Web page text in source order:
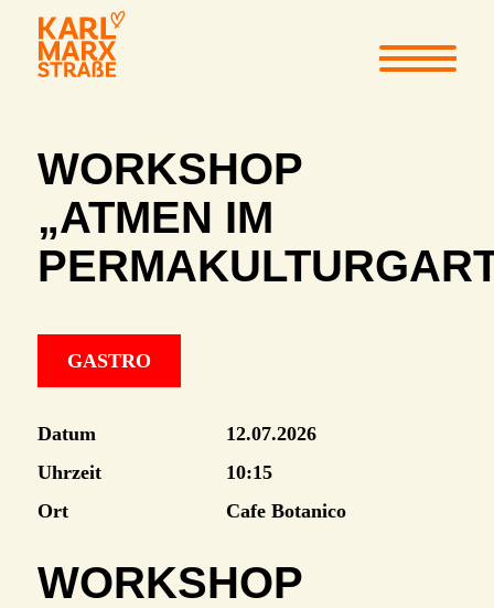
WORKSHOP
„ATMEN IM
GASTRO
Datum
12.07.2026
Uhrzeit
10:15
Ort
Cafe Botanico
WORKSHOP